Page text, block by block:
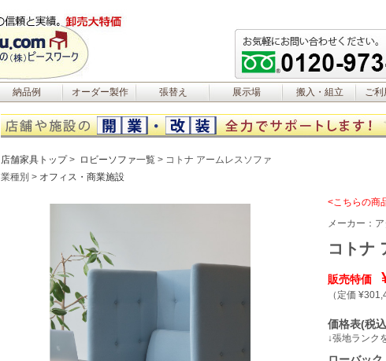
納品例 オーダー製作 張替え 展示場 搬入・組立 ご利
店舗家具トップ ロビーソファ一覧
コトナ アームレスソファ
業種別
オフィス・商業施設
<こちらの商
メーカー：
コトナ
販売特価
（定価
価格表(税
↓張地ランク